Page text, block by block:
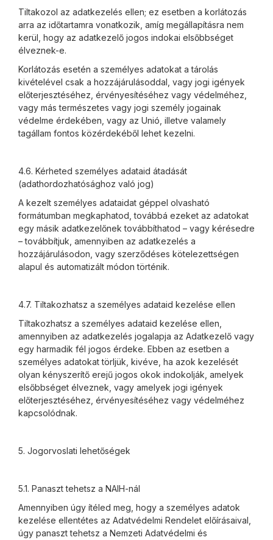
Tiltakozol az adatkezelés ellen; ez esetben a korlátozás
arra az időtartamra vonatkozik, amíg megállapításra nem
kerül, hogy az adatkezelő jogos indokai elsőbbséget
élveznek-e.
Korlátozás esetén a személyes adatokat a tárolás
kivételével csak a hozzájárulásoddal, vagy jogi igények
előterjesztéséhez, érvényesítéséhez vagy védelméhez,
vagy más természetes vagy jogi személy jogainak
védelme érdekében, vagy az Unió, illetve valamely
tagállam fontos közérdekéből lehet kezelni.
4.6. Kérheted személyes adataid átadását
(adathordozhatósághoz való jog)
A kezelt személyes adataidat géppel olvasható
formátumban megkaphatod, továbbá ezeket az adatokat
egy másik adatkezelőnek továbbíthatod – vagy kérésedre
– továbbítjuk, amennyiben az adatkezelés a
hozzájárulásodon, vagy szerződéses kötelezettségen
alapul és automatizált módon történik.
4.7. Tiltakozhatsz a személyes adataid kezelése ellen
Tiltakozhatsz a személyes adataid kezelése ellen,
amennyiben az adatkezelés jogalapja az Adatkezelő vagy
egy harmadik fél jogos érdeke. Ebben az esetben a
személyes adatokat törljük, kivéve, ha azok kezelését
olyan kényszerítő erejű jogos okok indokolják, amelyek
elsőbbséget élveznek, vagy amelyek jogi igények
előterjesztéséhez, érvényesítéséhez vagy védelméhez
kapcsolódnak.
5. Jogorvoslati lehetőségek
5.1. Panaszt tehetsz a NAIH-nál
Amennyiben úgy ítéled meg, hogy a személyes adatok
kezelése ellentétes az Adatvédelmi Rendelet előírásaival,
úgy panaszt tehetsz a Nemzeti Adatvédelmi és